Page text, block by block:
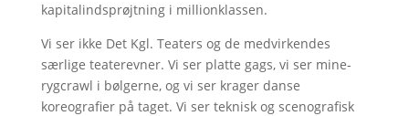
kapitalindsprøjtning i millionklassen.
Vi ser ikke Det Kgl. Teaters og de medvirkendes
særlige teaterevner. Vi ser platte gags, vi ser mine-
rygcrawl i bølgerne, og vi ser krager danse
koreografier på taget. Vi ser teknisk og scenografisk